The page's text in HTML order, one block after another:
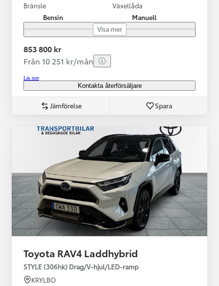
Bränsle
Bensin
Växellåda
Manuell
Visa mer
853 800 kr
Från 10 251 kr/mån
Läs mer
Kontakta återförsäljare
Jämförelse Spara
Toyota RAV4 Laddhybrid
STYLE (306hk) Drag/V-hjul/LED-ramp
KRYLBO